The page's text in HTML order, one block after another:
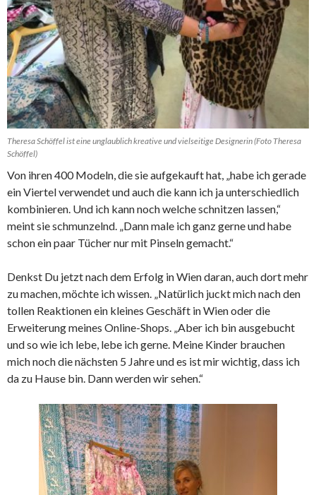
Theresa Schöffel ist eine unglaublich kreative und vielseitige Designerin (Foto Theresa
Schöffel)
Von ihren 400 Modeln, die sie aufgekauft hat, „habe ich gerade
ein Viertel verwendet und auch die kann ich ja unterschiedlich
kombinieren. Und ich kann noch welche schnitzen lassen,“
meint sie schmunzelnd. „Dann male ich ganz gerne und habe
schon ein paar Tücher nur mit Pinseln gemacht.“
Denkst Du jetzt nach dem Erfolg in Wien daran, auch dort mehr
zu machen, möchte ich wissen. „Natürlich juckt mich nach den
tollen Reaktionen ein kleines Geschäft in Wien oder die
Erweiterung meines Online-Shops. „Aber ich bin ausgebucht
und so wie ich lebe, lebe ich gerne. Meine Kinder brauchen
mich noch die nächsten 5 Jahre und es ist mir wichtig, dass ich
da zu Hause bin. Dann werden wir sehen.“